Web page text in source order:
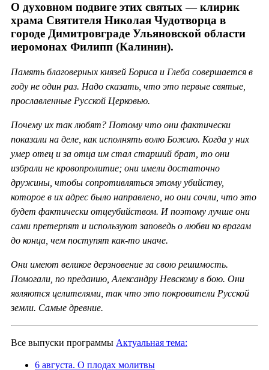
О духовном подвиге этих святых — клирик
храма Святителя Николая Чудотворца в
городе Димитровграде Ульяновской области
иеромонах Филипп (Калинин).
Память благоверных князей Бориса и Глеба совершается в
году не один раз. Надо сказать, что это первые святые,
прославленные Русской Церковью.
Почему их так любят? Потому что они фактически
показали на деле, как исполнять волю Божию. Когда у них
умер отец и за отца им стал старший брат, то они
избрали не кровопролитие; они имели достаточно
дружины, чтобы сопротивляться этому убийству,
которое в их адрес было направлено, но они сочли, что это
будет фактически отцеубийством. И поэтому лучше они
сами претерпят и используют заповедь о любви ко врагам
до конца, чем поступят как-то иначе.
Они имеют великое дерзновение за свою решимость.
Помогали, по преданию, Александру Невскому в бою. Они
являются целителями, так что это покровители Русской
земли. Самые древние.
Все выпуски программы Актуальная тема:
6 августа. О плодах молитвы